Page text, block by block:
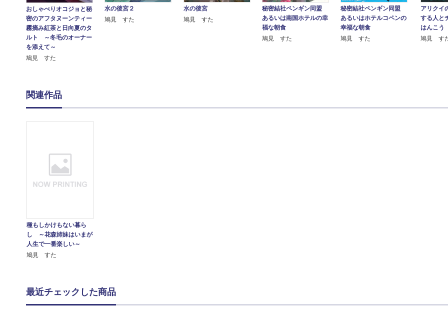
おしゃべりオコジョと秘
密のアフタヌーンティー
霧摘み紅茶と日向夏のタ
ルト ～冬毛のオーナー
を添えて～
鳩見 すた
水の後宮２
鳩見 すた
水の後宮
鳩見 すた
秘密結社ペンギン同盟
あるいは南国ホテルの幸
福な朝食
鳩見 すた
秘密結社ペンギン同盟
あるいはホテルコペンの
幸福な朝食
鳩見 すた
アリクイ
する人と
はんこう
鳩見 す
関連作品
種もしかけもない暮ら
し ～花森姉妹はいまが
人生で一番楽しい～
鳩見 すた
最近チェックした商品